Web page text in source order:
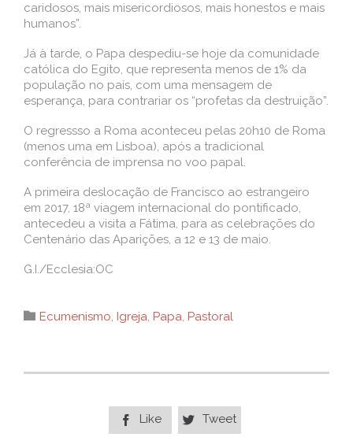
caridosos, mais misericordiosos, mais honestos e mais
humanos”.
Já à tarde, o Papa despediu-se hoje da comunidade
católica do Egito, que representa menos de 1% da
população no país, com uma mensagem de
esperança, para contrariar os “profetas da destruição”.
O regressso a Roma aconteceu pelas 20h10 de Roma
(menos uma em Lisboa), após a tradicional
conferência de imprensa no voo papal.
A primeira deslocação de Francisco ao estrangeiro
em 2017, 18ª viagem internacional do pontificado,
antecedeu a visita a Fátima, para as celebrações do
Centenário das Aparições, a 12 e 13 de maio.
G.I./Ecclesia:OC
 Category
Ecumenismo, Igreja, Papa, Pastoral
 Like  Tweet